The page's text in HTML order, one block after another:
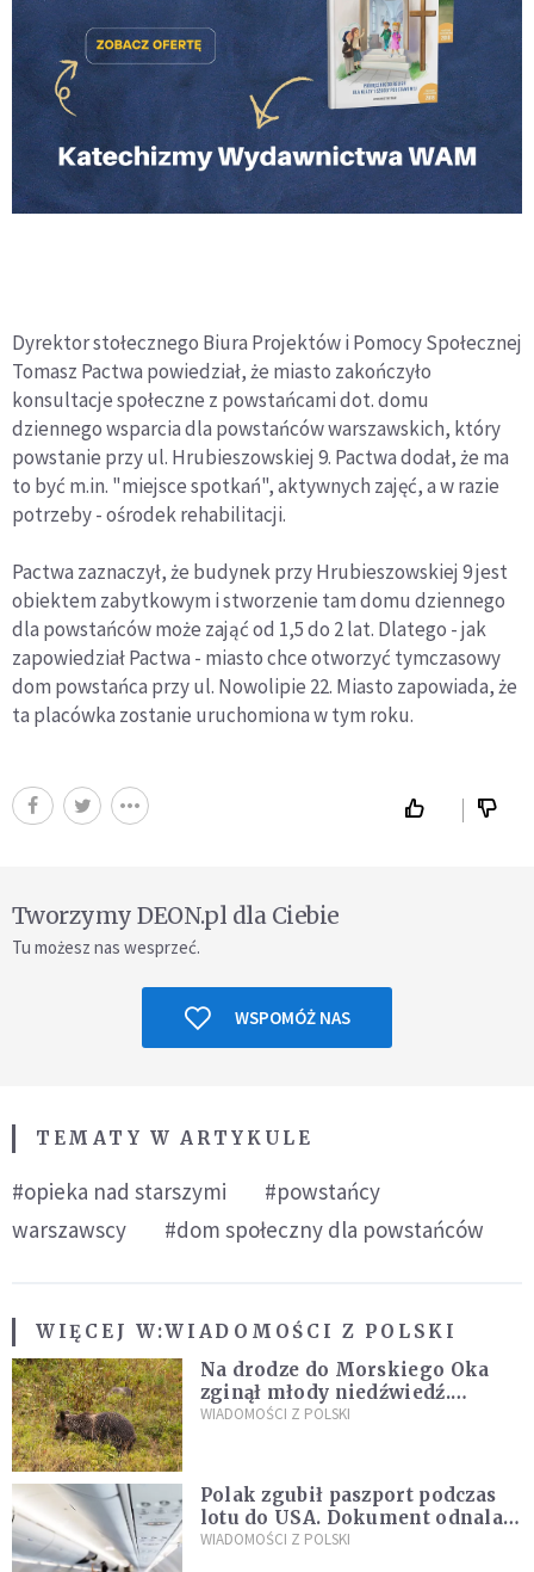
Dyrektor stołecznego Biura Projektów i Pomocy Społecznej
Tomasz Pactwa powiedział, że miasto zakończyło
konsultacje społeczne z powstańcami dot. domu
dziennego wsparcia dla powstańców warszawskich, który
powstanie przy ul. Hrubieszowskiej 9. Pactwa dodał, że ma
to być m.in. "miejsce spotkań", aktywnych zajęć, a w razie
potrzeby - ośrodek rehabilitacji.
Pactwa zaznaczył, że budynek przy Hrubieszowskiej 9 jest
obiektem zabytkowym i stworzenie tam domu dziennego
dla powstańców może zająć od 1,5 do 2 lat. Dlatego - jak
zapowiedział Pactwa - miasto chce otworzyć tymczasowy
dom powstańca przy ul. Nowolipie 22. Miasto zapowiada, że
ta placówka zostanie uruchomiona w tym roku.
Tworzymy DEON.pl dla Ciebie
Tu możesz nas wesprzeć.
WSPOMÓŻ NAS
TEMATY W ARTYKULE
#opieka nad starszymi
#powstańcy
warszawscy
#dom społeczny dla powstańców
WIĘCEJ W:WIADOMOŚCI Z POLSKI
Na drodze do Morskiego Oka
zginął młody niedźwiedź.
Sprawę bada Policja i TPN
WIADOMOŚCI Z POLSKI
Polak zgubił paszport podczas
lotu do USA. Dokument odnalazł
się w nietypowym miejscu
WIADOMOŚCI Z POLSKI